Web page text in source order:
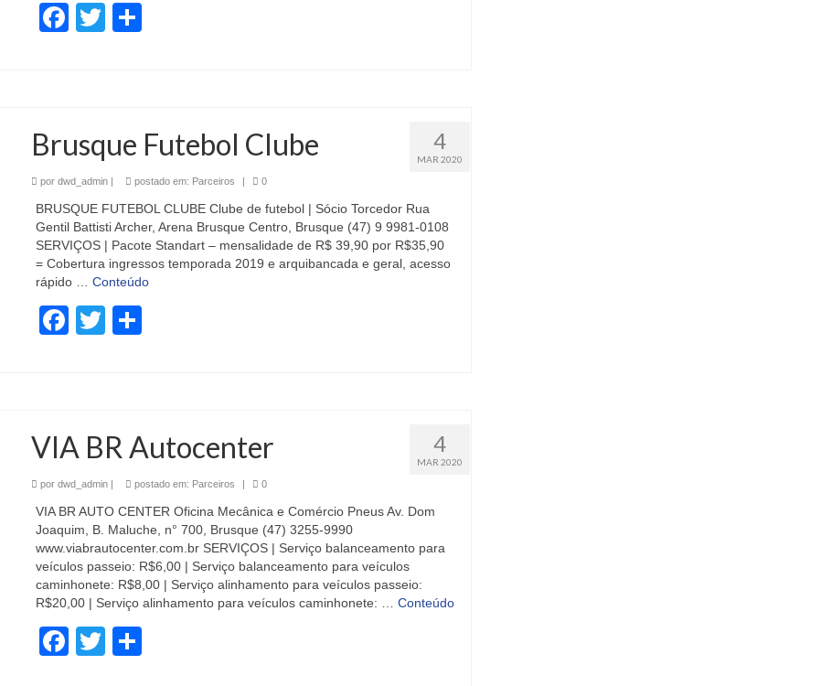
Facebook
Twitter
4
MAR 2020
Brusque Futebol Clube
por dwd_admin| postado em: Parceiros | 0
BRUSQUE FUTEBOL CLUBE Clube de futebol | Sócio Torcedor Rua
Gentil Battisti Archer, Arena Brusque Centro, Brusque (47) 9 9981-0108
SERVIÇOS | Pacote Standart – mensalidade de R$ 39,90 por R$35,90
= Cobertura ingressos temporada 2019 e arquibancada e geral, acesso
rápido … Conteúdo
Facebook
Twitter
4
MAR 2020
VIA BR Autocenter
por dwd_admin| postado em: Parceiros | 0
VIA BR AUTO CENTER Oficina Mecânica e Comércio Pneus Av. Dom
Joaquim, B. Maluche, n° 700, Brusque (47) 3255-9990
www.viabrautocenter.com.br SERVIÇOS | Serviço balanceamento para
veículos passeio: R$6,00 | Serviço balanceamento para veículos
caminhonete: R$8,00 | Serviço alinhamento para veículos passeio:
R$20,00 | Serviço alinhamento para veículos caminhonete: … Conteúdo
Facebook
Twitter